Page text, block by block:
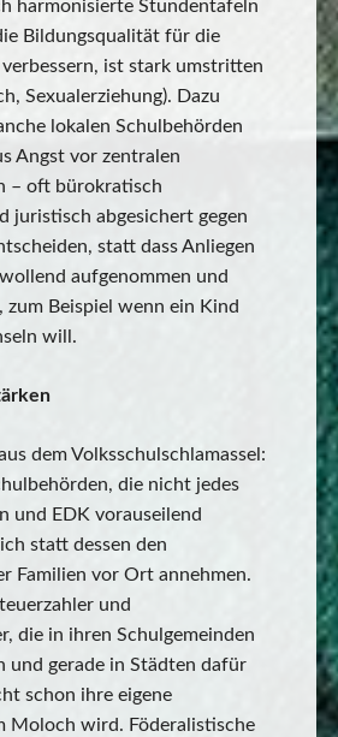
harmonisierte Stundentafeln
Bildungsqualität für die
ist stark umstritten
Sexualerziehung). Dazu
lokalen Schulbehörden
Angst vor zentralen
– oft bürokratisch
juristisch abgesichert gegen
statt dass Anliegen
aufgenommen und
Beispiel wenn ein Kind
will.
dem Volksschulschlamassel:
die nicht jedes
und EDK vorauseilend
statt dessen den
Familien vor Ort annehmen.
und
die in ihren Schulgemeinden
und gerade in Städten dafür
schon ihre eigene
Moloch wird. Föderalistische